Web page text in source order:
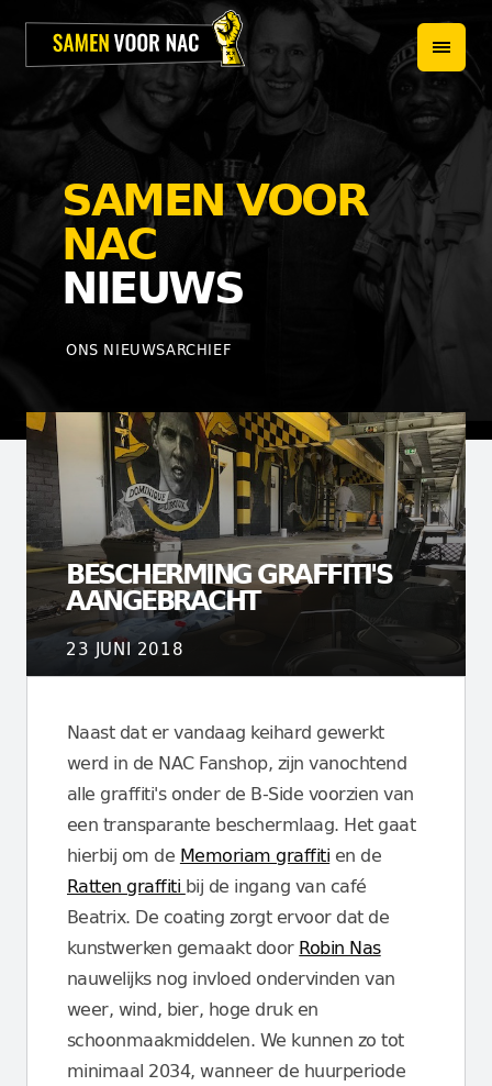
HOME
PROJECTEN
OVER ONS
HET TEAM
NIEUWS
SAMEN VOOR
NAC
NIEUWS
ONS NIEUWSARCHIEF
BESCHERMING GRAFFITI'S
AANGEBRACHT
23 JUNI 2018
Naast dat er vandaag keihard gewerkt
werd in de NAC Fanshop, zijn vanochtend
alle graffiti's onder de B-Side voorzien van
een transparante beschermlaag. Het gaat
hierbij om de Memoriam graffiti en de
Ratten graffiti bij de ingang van café
Beatrix. De coating zorgt ervoor dat de
kunstwerken gemaakt door Robin Nas
nauwelijks nog invloed ondervinden van
weer, wind, bier, hoge druk en
schoonmaakmiddelen. We kunnen zo tot
minimaal 2034, wanneer de huurperiode